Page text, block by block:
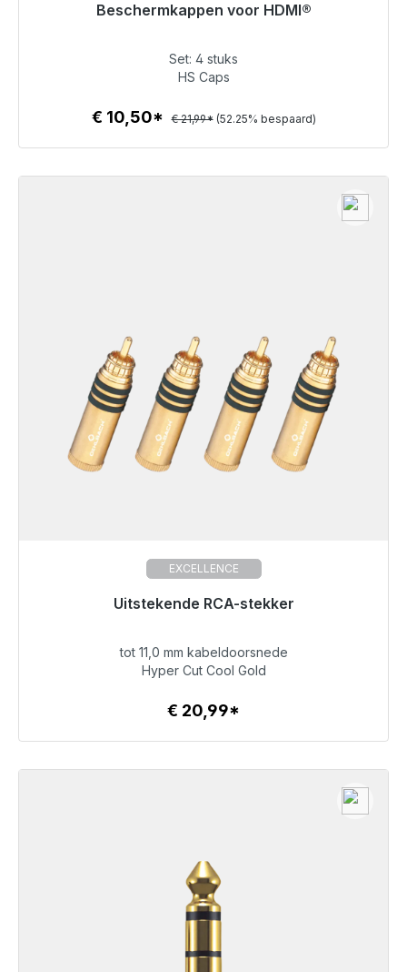
Beschermkappen voor HDMI®
Klaar voor onmiddellijke verzending, levertijd 48 uur*
€ 10,50
Details
Set: 4 stuks
HS Caps
€ 10,50* € 21,99* (52.25% bespaard)
EXCELLENCE
Uitstekende RCA-stekker
€ 20,99
Details
tot 11,0 mm kabeldoorsnede
Hyper Cut Cool Gold
€ 20,99*